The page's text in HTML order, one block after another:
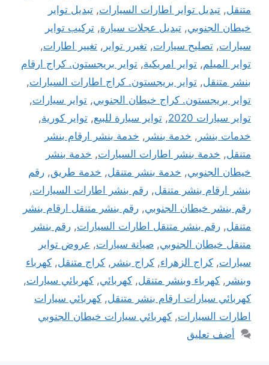
متنقل, تبديل تواير اطارات السيارات, تبديل تواير
خيطان الجنوبي, تبديل عجلات سيارة, تركيب تواير
سيارات, تصليح سيارات, تغيرر تواير , تغيير اطارات,
تواير الميلم, تواير امريكية, تواير بريجستون. كراج ارقام
بنشر متنقل, تواير بريجستون. كراج اطارات السيارات,
تواير بريجستون. كراج خيطان الجنوبي, تواير سيارات,
تواير سيارات 2020
, تواير سيارة للبيع, تواير كورية,
خدمات بنشر , خدمة بنشر , خدمة بنشر ارقام بنشر
متنقل, خدمة بنشر اطارات السيارات, خدمة بنشر
خيطان الجنوبي, خدمة بنشر متنقل, خدمة طريق, رقم
بنشر ارقام بنشر متنقل, رقم بنشر اطارات السيارات,
رقم بنشر خيطان الجنوبي, رقم بنشر متنقل ارقام بنشر
متنقل, رقم بنشر متنقل اطارات السيارات, رقم بنشر
متنقل خيطان الجنوبي, صيانة سيارات, عروض تواير
سيارات, كراج الزهراء, كراج بنشر , كراج متنقل, كهرباء
وبنشر , كهرباء وبنشر متنقل, كهربائي, كهربائي سيارات,
كهربائي سيارات ارقام بنشر متنقل, كهربائي سيارات
اطارات السيارات, كهربائي سيارات خيطان الجنوبي
أضف تعليق